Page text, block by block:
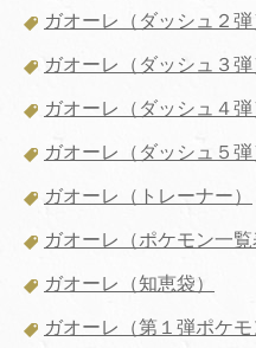
ガオーレ（ダッシュ２弾
ガオーレ（ダッシュ３弾
ガオーレ（ダッシュ４弾
ガオーレ（ダッシュ５弾
ガオーレ（トレーナー）
ガオーレ（ポケモン一覧
ガオーレ（知恵袋）
ガオーレ（第１弾ポケモ